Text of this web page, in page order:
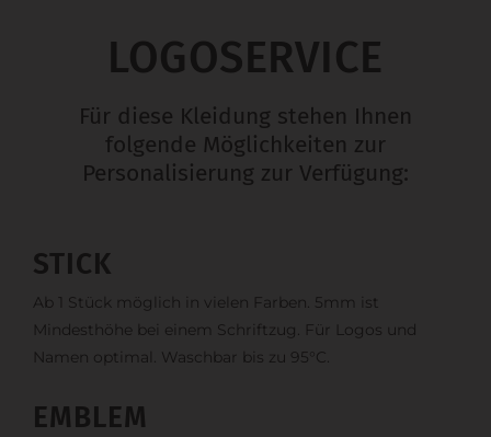
LOGOSERVICE
Für diese Kleidung stehen Ihnen
folgende Möglichkeiten zur
Personalisierung zur Verfügung:
STICK
Ab 1 Stück möglich in vielen Farben. 5mm ist
Mindesthöhe bei einem Schriftzug. Für Logos und
Namen optimal. Waschbar bis zu 95°C.
EMBLEM